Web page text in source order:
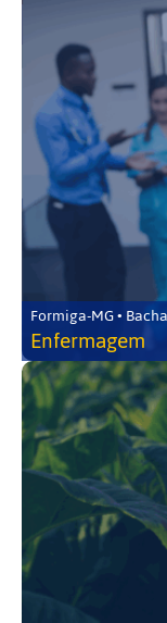
Formiga-MG •
Enfermagem